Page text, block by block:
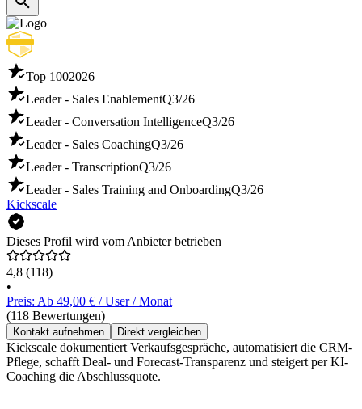
Top 1002026
Leader - Sales EnablementQ3/26
Leader - Conversation IntelligenceQ3/26
Leader - Sales CoachingQ3/26
Leader - TranscriptionQ3/26
Leader - Sales Training and OnboardingQ3/26
Kickscale
Dieses Profil wird vom Anbieter betrieben
4,8 (118)
•
Preis: Ab 49,00 € / User / Monat
(118 Bewertungen)
Kontakt aufnehmen Direkt vergleichen
Kickscale dokumentiert Verkaufsgespräche, automatisiert die CRM-
Pflege, schafft Deal- und Forecast-Transparenz und steigert per KI-
Coaching die Abschlussquote.